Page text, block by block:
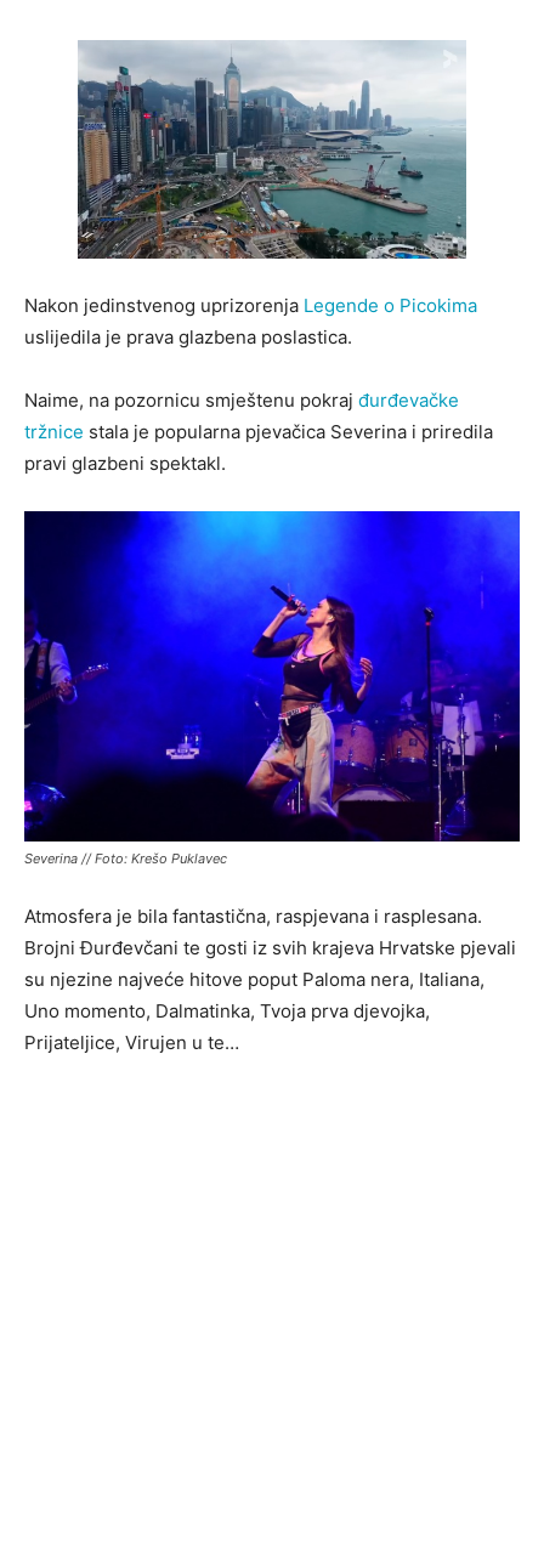
Nakon jedinstvenog uprizorenja Legende o Picokima
uslijedila je prava glazbena poslastica.
Naime, na pozornicu smještenu pokraj đurđevačke
tržnice stala je popularna pjevačica Severina i priredila
pravi glazbeni spektakl.
Severina // Foto: Krešo Puklavec
Atmosfera je bila fantastična, raspjevana i rasplesana.
Brojni Đurđevčani te gosti iz svih krajeva Hrvatske pjevali
su njezine najveće hitove poput Paloma nera, Italiana,
Uno momento, Dalmatinka, Tvoja prva djevojka,
Prijateljice, Virujen u te…